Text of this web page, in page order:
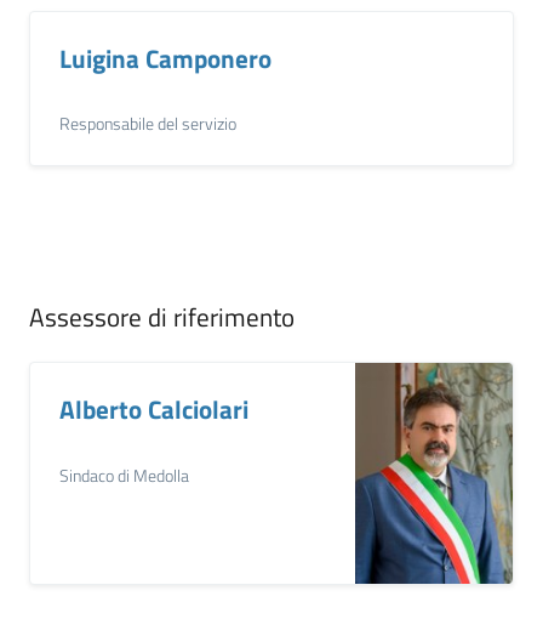
Luigina Camponero
Responsabile del servizio
Assessore di riferimento
Alberto Calciolari
Sindaco di Medolla